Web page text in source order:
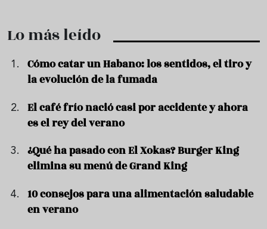
Lo más leído
Cómo catar un Habano: los sentidos, el tiro y
la evolución de la fumada
El café frío nació casi por accidente y ahora
es el rey del verano
¿Qué ha pasado con El Xokas? Burger King
elimina su menú de Grand King
10 consejos para una alimentación saludable
en verano